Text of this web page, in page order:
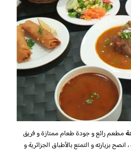
مطعم رائع و جودة طعام ممتازة و فريق
بزيارته و التمتع بالأطباق الجزائرية و